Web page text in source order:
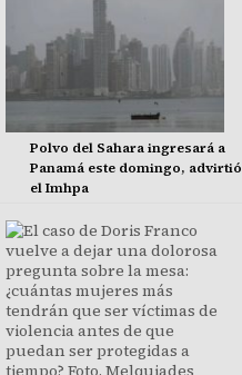
Polvo del Sahara ingresará a
Panamá este domingo, advirtió
el Imhpa